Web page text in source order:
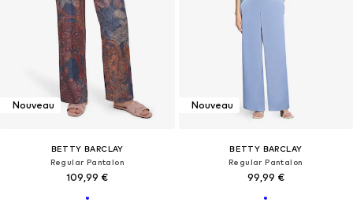
Nouveau
BETTY BARCLAY
Regular Pantalon
109,99 €
Nouveau
BETTY BARCLAY
Regular Pantalon
99,99 €